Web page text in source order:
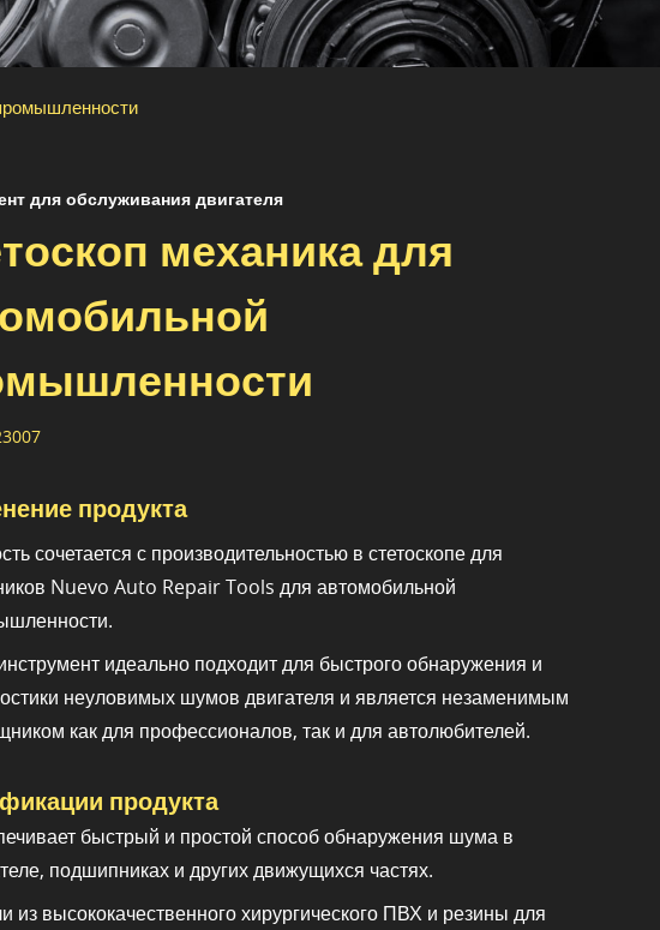
для обслуживания двигателя
механика для
продукта
сочетается с производительностью в стетоскопе для
Nuevo Auto Repair Tools для автомобильной
идеально подходит для быстрого обнаружения и
неуловимых шумов двигателя и является незаменимым
как для профессионалов, так и для автолюбителей.
продукта
быстрый и простой способ обнаружения шума в
подшипниках и других движущихся частях.
из высококачественного хирургического ПВХ и резины для